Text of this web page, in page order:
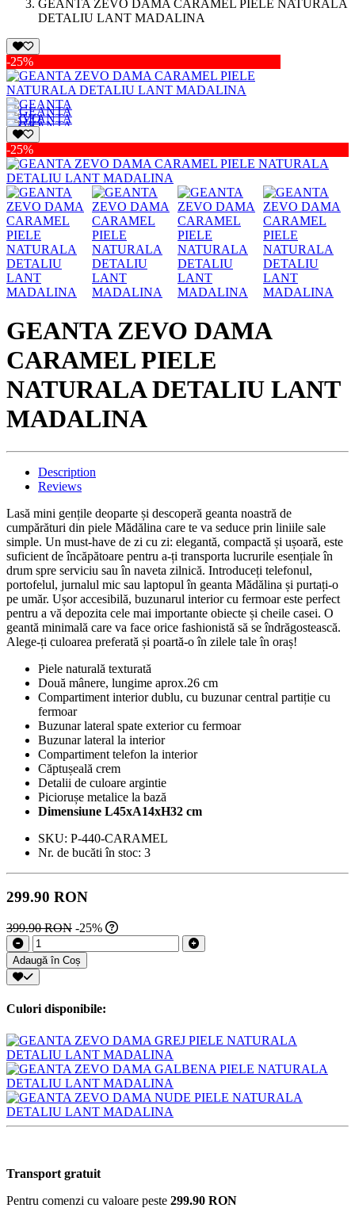
GEANTA ZEVO DAMA CARAMEL PIELE NATURALA
DETALIU LANT MADALINA
-25%
-25%
GEANTA ZEVO DAMA
CARAMEL PIELE
NATURALA DETALIU LANT
MADALINA
Description
Reviews
Lasă mini gențile deoparte și descoperă geanta noastră de
cumpărături din piele Mădălina care te va seduce prin liniile sale
simple. Un must-have de zi cu zi: elegantă, compactă și ușoară, este
suficient de încăpătoare pentru a-ți transporta lucrurile esențiale în
drum spre serviciu sau în naveta zilnică. Introduceți telefonul,
portofelul, jurnalul mic sau laptopul în geanta Mădălina și purtați-o
pe umăr. Ușor accesibilă, buzunarul interior cu fermoar este perfect
pentru a vă depozita cele mai importante obiecte și cheile casei. O
geantă minimală care va face orice fashionistă să se îndrăgostească.
Alege-ți culoarea preferată și poartă-o în zilele tale în oraș!
Piele naturală texturată
Două mânere, lungime aprox.26 cm
Compartiment interior dublu, cu buzunar central partiție cu
fermoar
Buzunar lateral spate exterior cu fermoar
Buzunar lateral la interior
Compartiment telefon la interior
Căptușeală crem
Detalii de culoare argintie
Piciorușe metalice la bază
Dimensiune L45xA14xH32 cm
SKU: P-440-CARAMEL
Nr. de bucăti în stoc: 3
299.90 RON
399.90 RON -25%
Adaugă în Coș
Culori disponibile:
Transport gratuit
Pentru comenzi cu valoare peste 299.90 RON